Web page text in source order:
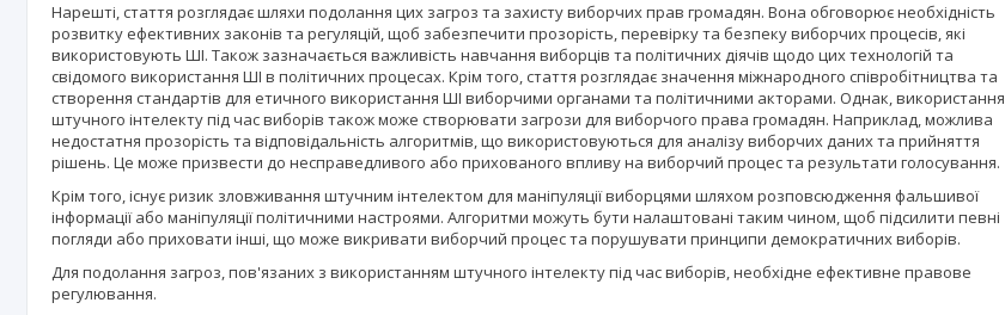
Нарешті, стаття розглядає шляхи подолання цих загроз та захисту виборчих прав громадян. Вона обговорює необхідність
розвитку ефективних законів та регуляцій, щоб забезпечити прозорість, перевірку та безпеку виборчих процесів, які
використовують ШІ. Також зазначається важливість навчання виборців та політичних діячів щодо цих технологій та
свідомого використання ШІ в політичних процесах. Крім того, стаття розглядає значення міжнародного співробітництва та
створення стандартів для етичного використання ШІ виборчими органами та політичними акторами. Однак, використання
штучного інтелекту під час виборів також може створювати загрози для виборчого права громадян. Наприклад, можлива
недостатня прозорість та відповідальність алгоритмів, що використовуються для аналізу виборчих даних та прийняття
рішень. Це може призвести до несправедливого або прихованого впливу на виборчий процес та результати голосування.
Крім того, існує ризик зловживання штучним інтелектом для маніпуляції виборцями шляхом розповсюдження фальшивої
інформації або маніпуляції політичними настроями. Алгоритми можуть бути налаштовані таким чином, щоб підсилити певні
погляди або приховати інші, що може викривати виборчий процес та порушувати принципи демократичних виборів.
Для подолання загроз, пов'язаних з використанням штучного інтелекту під час виборів, необхідне ефективне правове
регулювання.